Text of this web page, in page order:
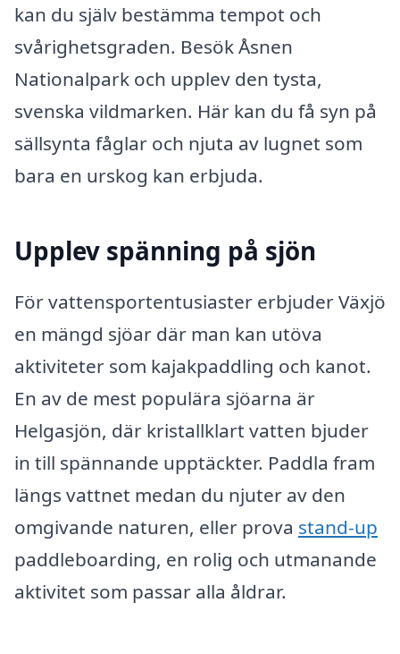
kan du själv bestämma tempot och
svårighetsgraden. Besök Åsnen
Nationalpark och upplev den tysta,
svenska vildmarken. Här kan du få syn på
sällsynta fåglar och njuta av lugnet som
bara en urskog kan erbjuda.
Upplev spänning på sjön
För vattensportentusiaster erbjuder Växjö
en mängd sjöar där man kan utöva
aktiviteter som kajakpaddling och kanot.
En av de mest populära sjöarna är
Helgasjön, där kristallklart vatten bjuder
in till spännande upptäckter. Paddla fram
längs vattnet medan du njuter av den
omgivande naturen, eller prova stand-up
paddleboarding, en rolig och utmanande
aktivitet som passar alla åldrar.